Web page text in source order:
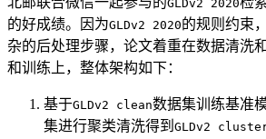
GLDv2 2020
的好成绩。因为GLDv2 2020的规则约束
杂的后处理步骤，论文着重在数据清洗
和训练上，整体架构如下：
基于GLDv2 clean数据集训练基准
集进行聚类清洗得到 GLDv2